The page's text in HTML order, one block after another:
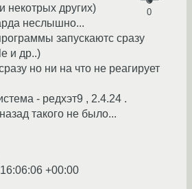
0
некотрых других)
неслышно...
запускаютс сразу
и др..)
но ни на что не реагирует
- редхэт9 , 2.4.24 .
такого не было...
+00:00